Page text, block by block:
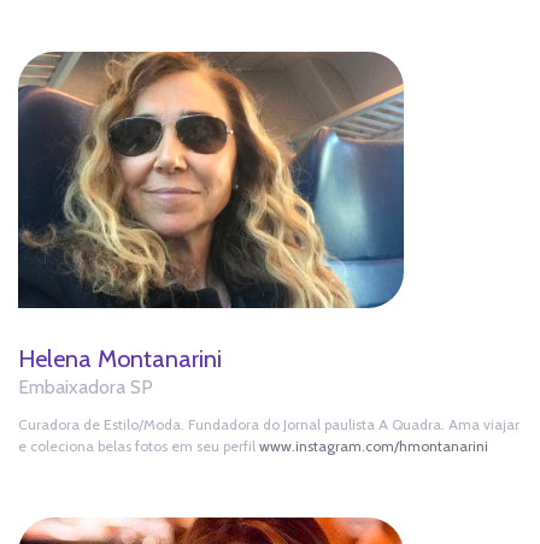
Helena Montanarini
Embaixadora SP
Curadora de Estilo/Moda. Fundadora do Jornal paulista A Quadra. Ama viajar
e coleciona belas fotos em seu perfil www.instagram.com/hmontanarini